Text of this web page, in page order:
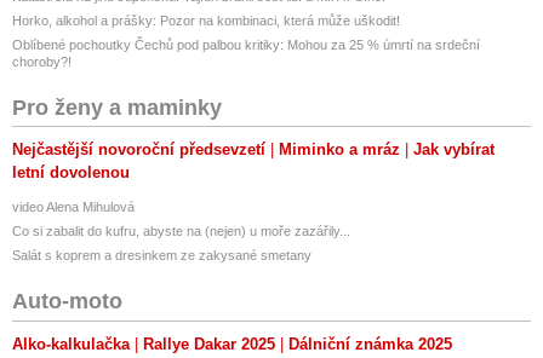
Horko, alkohol a prášky: Pozor na kombinaci, která může uškodit!
Oblíbené pochoutky Čechů pod palbou kritiky: Mohou za 25 % úmrtí na srdeční
choroby?!
Pro ženy a maminky
Nejčastější novoroční předsevzetí Miminko a mráz
Jak vybírat
letní dovolenou
video Alena Mihulová
Co si zabalit do kufru, abyste na (nejen) u moře zazářily...
Salát s koprem a dresinkem ze zakysané smetany
Auto-moto
Alko-kalkulačka Rallye Dakar 2025 Dálniční známka 2025